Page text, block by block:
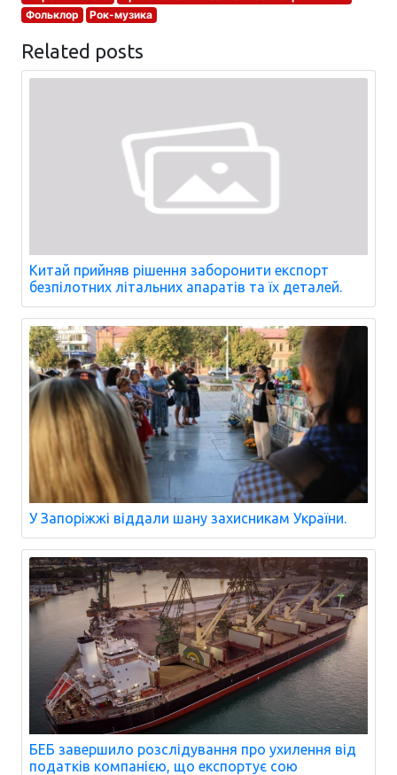
Фольклор
Рок-музика
Related posts
Китай прийняв рішення заборонити експорт
безпілотних літальних апаратів та їх деталей.
У Запоріжжі віддали шану захисникам України.
БЕБ завершило розслідування про ухилення від
податків компанією, що експортує сою